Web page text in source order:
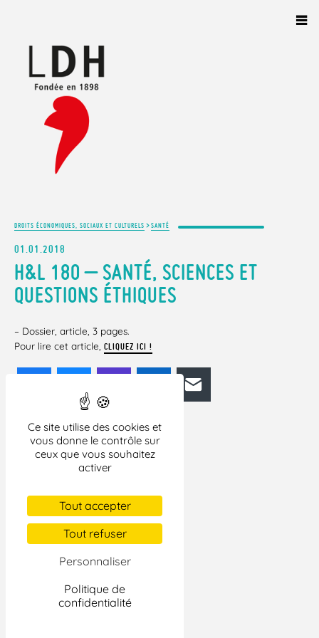
Ce site utilise des cookies et
vous donne le contrôle sur
ceux que vous souhaitez
activer
Tout accepter
Tout refuser
Personnaliser
Politique de
confidentialité
DROITS ÉCONOMIQUES, SOCIAUX ET CULTURELS >SANTÉ
01.01.2018
H&L 180 – SANTÉ, SCIENCES ET
QUESTIONS ÉTHIQUES
– Dossier, article, 3 pages.
Pour lire cet article, CLIQUEZ ICI !
MastodonLinkedIn